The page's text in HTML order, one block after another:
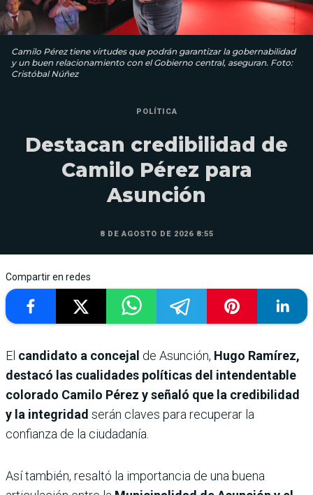
Camilo Pérez tiene virtudes que podrán garantizar la gobernabilidad
y un buen relacionamiento con el Gobierno central, aseguran. Foto:
Cristóbal Núñez
POLÍTICA
Destacan credibilidad de
Camilo Pérez para
Asunción
8 DE AGOSTO DE 2026 8:55
Compartir en redes
El candidato a concejal de Asunción, Hugo Ramírez,
destacó las cualidades políticas del intendentable
colorado Camilo Pérez y señaló que la credibilidad
y la integridad serán claves para recuperar la
confianza de la ciudadanía.
Así también, resaltó la importancia de una buena